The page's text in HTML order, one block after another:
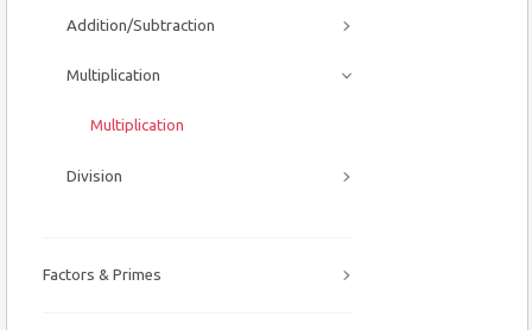
Addition/Subtraction
Multiplication
Multiplication
Division
Factors & Primes